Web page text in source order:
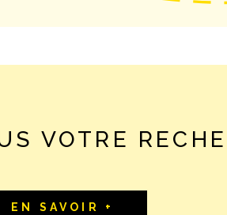
VOTRE
EN SAVOIR +